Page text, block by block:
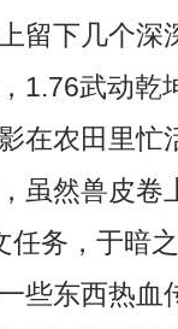
留下几个深
1.76武动乾
在农田里忙
虽然兽皮卷
务，于暗
些东西热血